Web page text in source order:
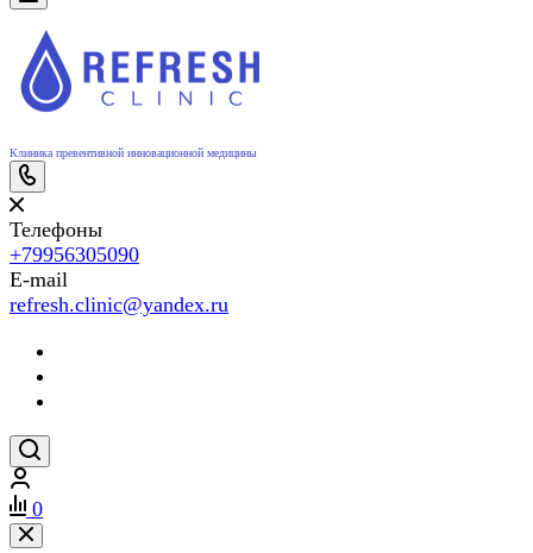
Клиника превентивной инновационной медицины
Телефоны
+79956305090
E-mail
refresh.clinic@yandex.ru
0